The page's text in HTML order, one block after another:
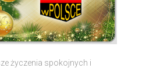
życzenia spokojnych i